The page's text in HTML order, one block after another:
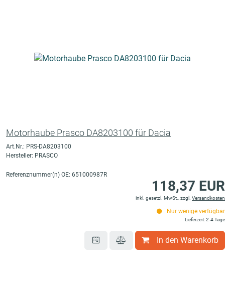
Motorhaube Prasco DA8203100 für Dacia
Art.Nr.: PRS-DA8203100
Hersteller: PRASCO
Referenznummer(n) OE: 651000987R
118,37 EUR
inkl. gesetzl. MwSt., zzgl. Versandkosten
Nur wenige verfügbar
Lieferzeit: 2-4 Tage
In den Warenkorb